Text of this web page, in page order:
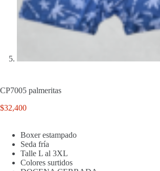
CP7005 palmeritas
$32,400
Boxer estampado
Seda fría
Talle L al 3XL
Colores surtidos